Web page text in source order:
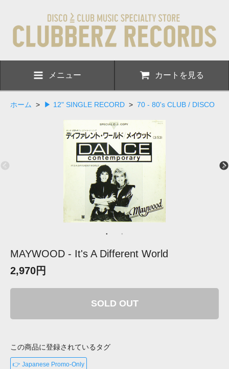
メニュー カートを見る
ホーム > ▶ 12" SINGLE RECORD > 70 - 80's CLUB / DISCO
MAYWOOD - It's A Different World
2,970円
SOLD OUT
この商品に登録されているタグ
👉 Japanese Promo-Only